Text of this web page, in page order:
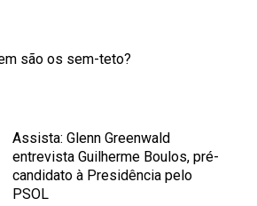
são os sem-teto?
Assista: Glenn Greenwald
entrevista Guilherme Boulos, pré-
candidato à Presidência pelo
PSOL